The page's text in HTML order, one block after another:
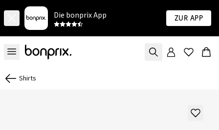
Die bonprix App Zur App
Shirts